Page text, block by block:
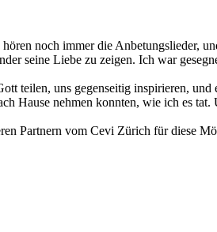
noch immer die Anbetungslieder,
seine Liebe zu zeigen. Ich war
teilen, uns gegenseitig inspirieren,
Hause nehmen konnten, wie ich es
Partnern vom Cevi Zürich für diese